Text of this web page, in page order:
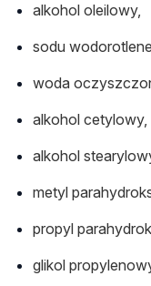
alkohol oleilowy,
sodu
woda
alkohol cetylowy,
alkohol
metyl
propyl
glikol